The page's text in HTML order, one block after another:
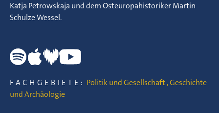
Katja Petrowskaja und dem Osteuropahistoriker Martin
Schulze Wessel.
FACHGEBIETE: Politik und Gesellschaft,Geschichte
und Archäologie